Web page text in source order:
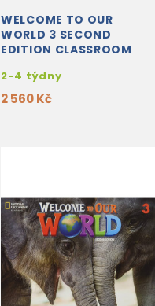
WELCOME TO OUR
WORLD 3 SECOND
EDITION CLASSROOM
2-4 týdny
2 560 Kč